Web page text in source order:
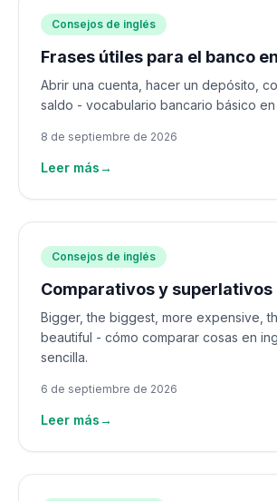
Consejos de inglés
Frases útiles para el banco
Abrir una cuenta, hacer un depósito,
saldo - vocabulario bancario básico en
8 de septiembre de 2026
Leer más→
Consejos de inglés
Comparativos y superlativos
Bigger, the biggest, more expensive,
beautiful - cómo comparar cosas en
sencilla.
6 de septiembre de 2026
Leer más→